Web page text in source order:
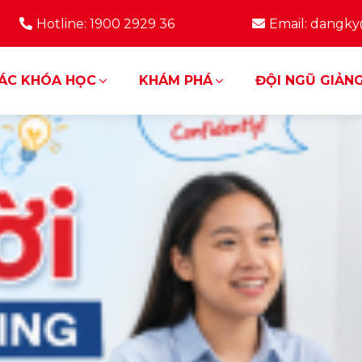
Hotline: 1900 2929 36 Email:
KHÓA HỌC KHÁM PHÁ ĐỘI NGŨ